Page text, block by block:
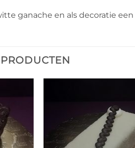
ganache en als decoratie een